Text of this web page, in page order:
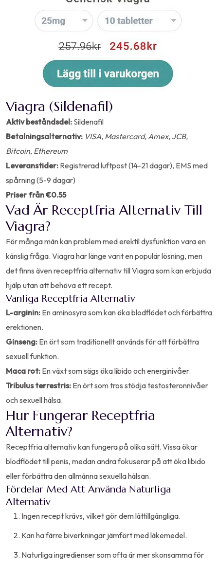
Viagra (Sildenafil​)
Aktiv beståndsdel: Sildenafil
Betalningsalternativ: VISA, Mastercard, Amex, JCB,
Bitcoin, Ethereum
Leveranstider: Registrerad luftpost (14-21 dagar), EMS med
spårning (5-9 dagar)
Priser från €0.55
Vad Är Receptfria Alternativ Till
Viagra?
För många män kan problem med erektil dysfunktion vara en
känslig fråga. Viagra har länge varit en populär lösning, men
det finns även receptfria alternativ till Viagra som kan erbjuda
hjälp utan att behöva ett recept.
Vanliga Receptfria Alternativ
L-arginin: En aminosyra som kan öka blodflödet och förbättra
erektionen.
Ginseng: En ört som traditionellt används för att förbättra
sexuell funktion.
Maca rot: En växt som sägs öka libido och energinivåer.
Tribulus terrestris: En ört som tros stödja testosteronnivåer
och sexuell hälsa.
Hur Fungerar Receptfria
Alternativ?
Receptfria alternativ kan fungera på olika sätt. Vissa ökar
blodflödet till penis, medan andra fokuserar på att öka libido
eller förbättra den allmänna sexuella hälsan.
Fördelar Med Att Använda Naturliga
Alternativ
Ingen recept krävs, vilket gör dem lättillgängliga.
Kan ha färre biverkningar jämfört med läkemedel.
Naturliga ingredienser som ofta är mer skonsamma för